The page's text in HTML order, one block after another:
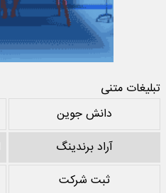
تبلیغات متنی
دانش جوین
آراد برندینگ
ثبت شرکت